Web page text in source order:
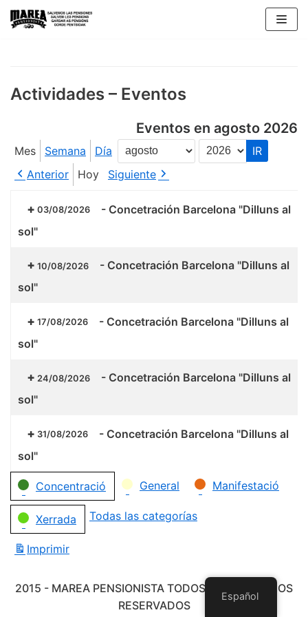
Saltar
Actividades – Eventos
Eventos en agosto 2026
Mes Semana Día
Mes
Año
Anterior
Hoy Siguiente
03/08/2026 - Concetración Barcelona "Dilluns al
sol"
10/08/2026 - Concetración Barcelona "Dilluns al
sol"
17/08/2026 - Concetración Barcelona "Dilluns al
sol"
24/08/2026 - Concetración Barcelona "Dilluns al
sol"
31/08/2026 - Concetración Barcelona "Dilluns al
sol"
Categorías
Concentració General Manifestació
Xerrada Todas las categorías
Imprimir
2015 - MAREA PENSIONISTA TODOS LOS DERECHOS
RESERVADOS
Español